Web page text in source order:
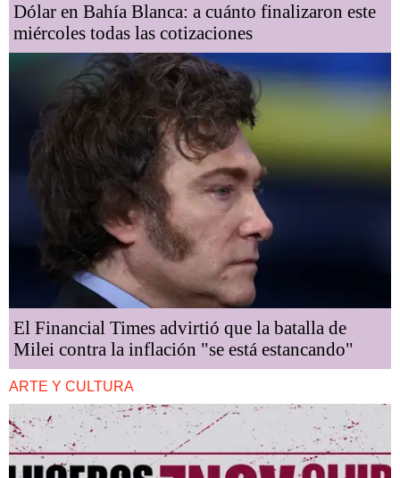
Dólar en Bahía Blanca: a cuánto finalizaron este
miércoles todas las cotizaciones
El Financial Times advirtió que la batalla de
Milei contra la inflación "se está estancando"
ARTE Y CULTURA